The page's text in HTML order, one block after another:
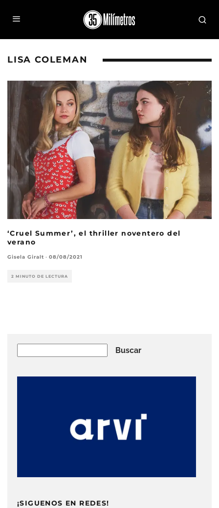
LISA COLEMAN
‘Cruel Summer’, el thriller noventero del
verano
Gisela Giralt · 08/08/2021
2 MINUTO DE LECTURA
Buscar
¡SIGUENOS EN REDES!